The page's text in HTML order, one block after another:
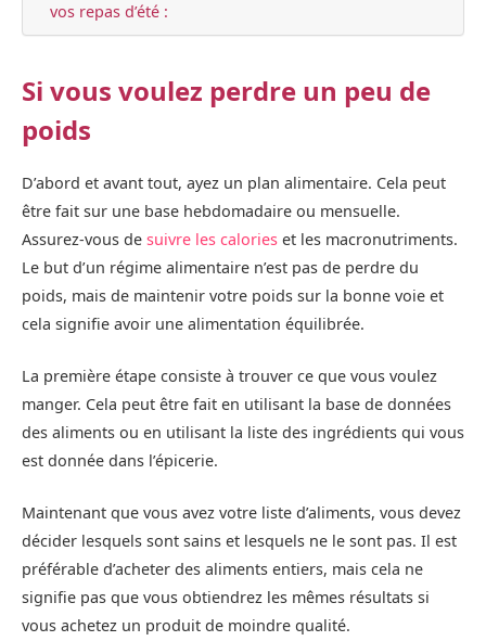
vos repas d’été :
Si vous voulez perdre un peu de
poids
D’abord et avant tout, ayez un plan alimentaire. Cela peut
être fait sur une base hebdomadaire ou mensuelle.
Assurez-vous de suivre les calories et les macronutriments.
Le but d’un régime alimentaire n’est pas de perdre du
poids, mais de maintenir votre poids sur la bonne voie et
cela signifie avoir une alimentation équilibrée.
La première étape consiste à trouver ce que vous voulez
manger. Cela peut être fait en utilisant la base de données
des aliments ou en utilisant la liste des ingrédients qui vous
est donnée dans l’épicerie.
Maintenant que vous avez votre liste d’aliments, vous devez
décider lesquels sont sains et lesquels ne le sont pas. Il est
préférable d’acheter des aliments entiers, mais cela ne
signifie pas que vous obtiendrez les mêmes résultats si
vous achetez un produit de moindre qualité.